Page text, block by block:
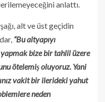
anlattı.
alt ve üst geçidin
“Bu altyapıyı
bize bir tahlil üzere
ötelemiş oluyoruz. Yani
vakit bir ilerideki yahut
neden